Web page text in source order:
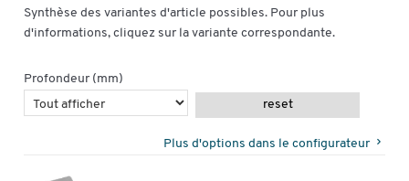
Synthèse des variantes d'article possibles. Pour plus
d'informations, cliquez sur la variante correspondante.
Profondeur (mm)
reset
Plus d'options dans le configurateur